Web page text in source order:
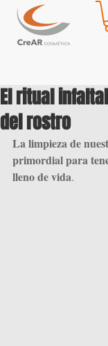
El ritual
del rostro
La limpieza de
primordial para
lleno de vida.